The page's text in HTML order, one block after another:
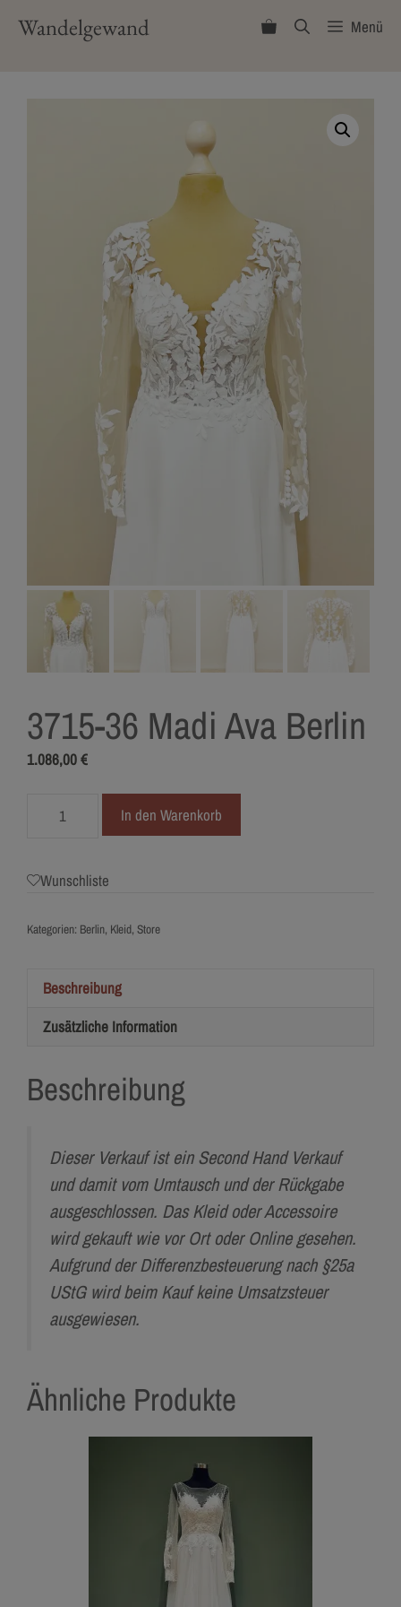
InhaltWandelgewand Menü
3715-36 Madi Ava Berlin
1.086,00€
Ava
In den Warenkorb
Wunschliste
Kategorien: Berlin, Kleid, Store
Beschreibung
Zusätzliche Information
Beschreibung
Dieser Verkauf ist ein Second Hand Verkauf
und damit vom Umtausch und der Rückgabe
ausgeschlossen. Das Kleid oder Accessoire
wird gekauft wie vor Ort oder Online gesehen.
Aufgrund der Differenzbesteuerung nach §25a
UStG wird beim Kauf keine Umsatzsteuer
ausgewiesen.
Ähnliche Produkte